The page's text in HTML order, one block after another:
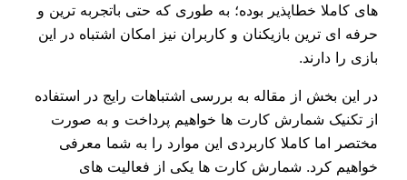
های کاملا خطاپذیر بوده؛ به طوری که حتی باتجربه ترین و
حرفه ای ترین بازیکنان و کاربران نیز امکان اشتباه در این
بازی را دارند.
در این بخش از مقاله به بررسی اشتباهات رایج در استفاده
از تکنیک شمارش کارت ها خواهیم پرداخت و به صورت
مختصر اما کاملا کاربردی این موارد را به شما معرفی
خواهیم کرد. شمارش کارت ها یکی از فعالیت های